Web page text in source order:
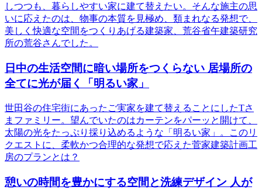
しつつも、暮らしやすい家に建て替えたい。そんな施主の思
いに応えたのは、物事の本質を見極め、類まれなる発想で、
美しく快適な空間をつくりあげる建築家、荒谷省午建築研究
所の荒谷さんでした。
日中の生活空間に暗い場所をつくらない 居場所の
全てに光が届く「明るい家」
世田谷の住宅街にあったご実家を建て替えることにしたTさ
まファミリー。望んでいたのはカーテンをパーッと開けて、
太陽の光をたっぷり採り込めるような「明るい家」。このリ
クエストに、柔軟かつ合理的な発想で応えた菅家建築計画工
房のプランとは？
憩いの時間を豊かにする空間と洗練デザイン 人が